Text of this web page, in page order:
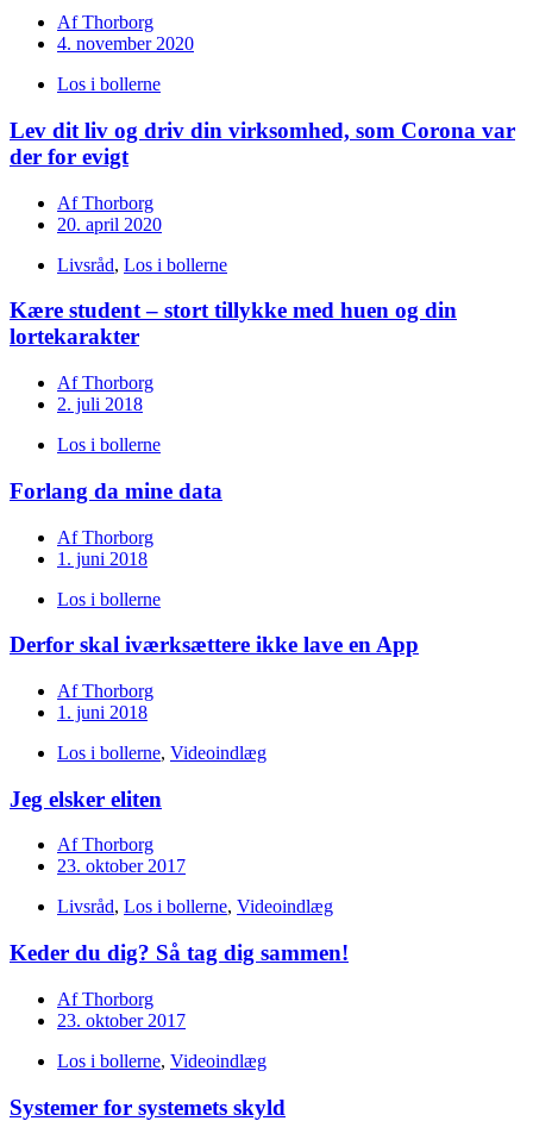
AfThorborg
4. november 2020
Los i bollerne
Lev dit liv og driv din virksomhed, som Corona var
der for evigt
AfThorborg
20. april 2020
Livsråd, Los i bollerne
Kære student – stort tillykke med huen og din
lortekarakter
AfThorborg
2. juli 2018
Los i bollerne
Forlang da mine data
AfThorborg
1. juni 2018
Los i bollerne
Derfor skal iværksættere ikke lave en App
AfThorborg
1. juni 2018
Los i bollerne, Videoindlæg
Jeg elsker eliten
AfThorborg
23. oktober 2017
Livsråd, Los i bollerne, Videoindlæg
Keder du dig? Så tag dig sammen!
AfThorborg
23. oktober 2017
Los i bollerne, Videoindlæg
Systemer for systemets skyld